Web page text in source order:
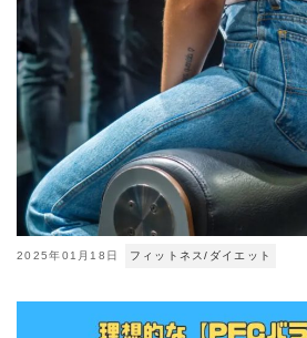
2025年01月18日 フィットネス/ダイエット